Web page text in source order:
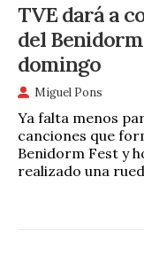
TVE dará a
del
domingo
Miguel Pons
Ya falta menos
canciones que
Benidorm Fest y
realizado una